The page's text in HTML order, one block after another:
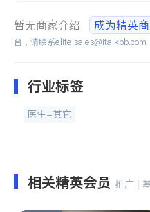
暂无商家介绍 成为精英
台，请联系elite.sales@italkbb.com
行业标签
医生-其它
相关精英会员 推广 |